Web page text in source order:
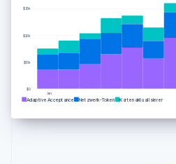
Start-up-Gründung
Climate
CO₂-Entnahme
Identity
Online-Identitätsprüfung
Stripe App-
$30k
$20k
$10k
$0
Jan.
Adaptive Acceptance Netzwerk-Token Kartenaktualisierer